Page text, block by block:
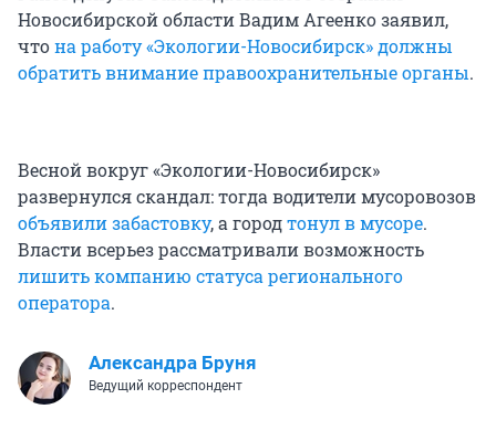
Новосибирской области Вадим Агеенко заявил,
чтона работу «Экологии-Новосибирск» должны
обратить внимание правоохранительные органы.
Весной вокруг «Экологии-Новосибирск»
развернулся скандал: тогда водители мусоровозов
объявили забастовку, а городтонул в мусоре.
Власти всерьез рассматривали возможность
лишить компанию статуса регионального
оператора.
Александра Бруня
Ведущий корреспондент